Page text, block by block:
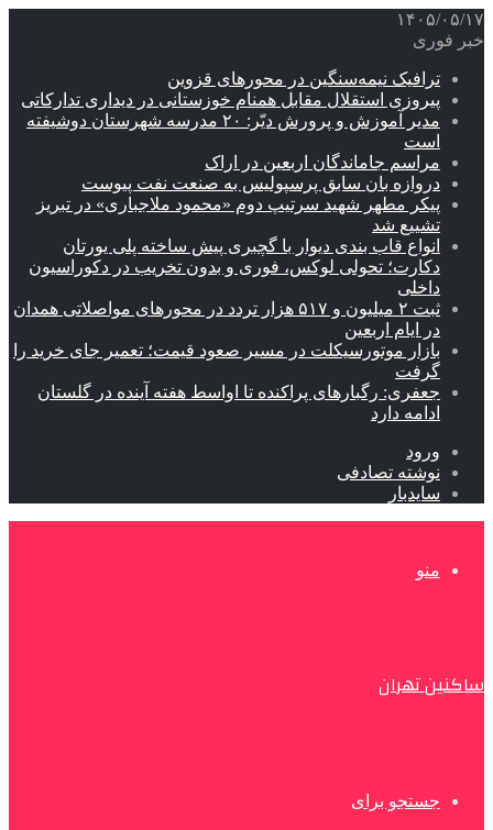
۱۴۰۵/۰۵/۱۷
خبر فوری
ترافیک نیمه‌سنگین در محورهای قزوین
پیروزی استقلال مقابل همنام خوزستانی در دیداری تدارکاتی
مدیر آموزش و پرورش دیّر: ۲۰ مدرسه شهرستان دوشیفته
است
مراسم جاماندگان اربعین در اراک
دروازه بان سابق پرسپولیس به صنعت نفت پیوست
پیکر مطهر شهید سرتیپ دوم «محمود ملاجباری» در تبریز
تشییع شد
انواع قاب بندی دیوار با گچبری پیش ساخته پلی یورتان
دکارت؛ تحولی لوکس، فوری و بدون تخریب در دکوراسیون
داخلی
ثبت ۲ میلیون و ۵۱۷ هزار تردد در محورهای مواصلاتی همدان
در ایام اربعین
بازار موتورسیکلت در مسیر صعود قیمت؛ تعمیر جای خرید را
گرفت
جعفری: رگبارهای پراکنده تا اواسط هفته آینده در گلستان
ادامه دارد
ورود
نوشته تصادفی
سایدبار
منو
ساکنین تهران
جستجو برای